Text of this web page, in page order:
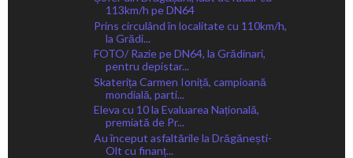
113km/h pe DN64
Prins circulând în localitate cu 110km/h,
la Grădi...
FOTO/ Razie pe DN64, la Grădinari,
pentru depistar...
Skaterița Carmen Ioniță, campioană
mondială, parti...
Eleva cu 10 la Evaluarea Națională,
premiată de Pr...
Au început asfaltările la Drăgănești-
Olt cu finanț...